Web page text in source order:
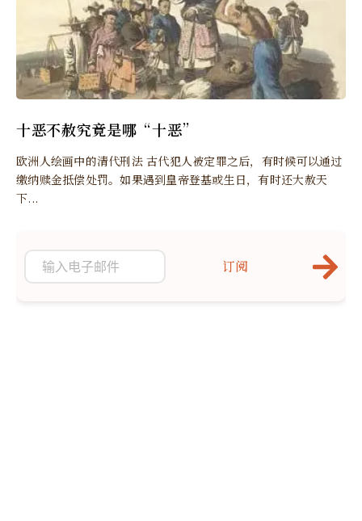
十恶不赦究竟是哪“十恶”
欧洲人绘画中的清代刑法 古代犯人被定罪之后，有时候可以通过
缴纳赎金抵偿处罚。如果遇到皇帝登基或生日，有时还大赦天
下...
订阅